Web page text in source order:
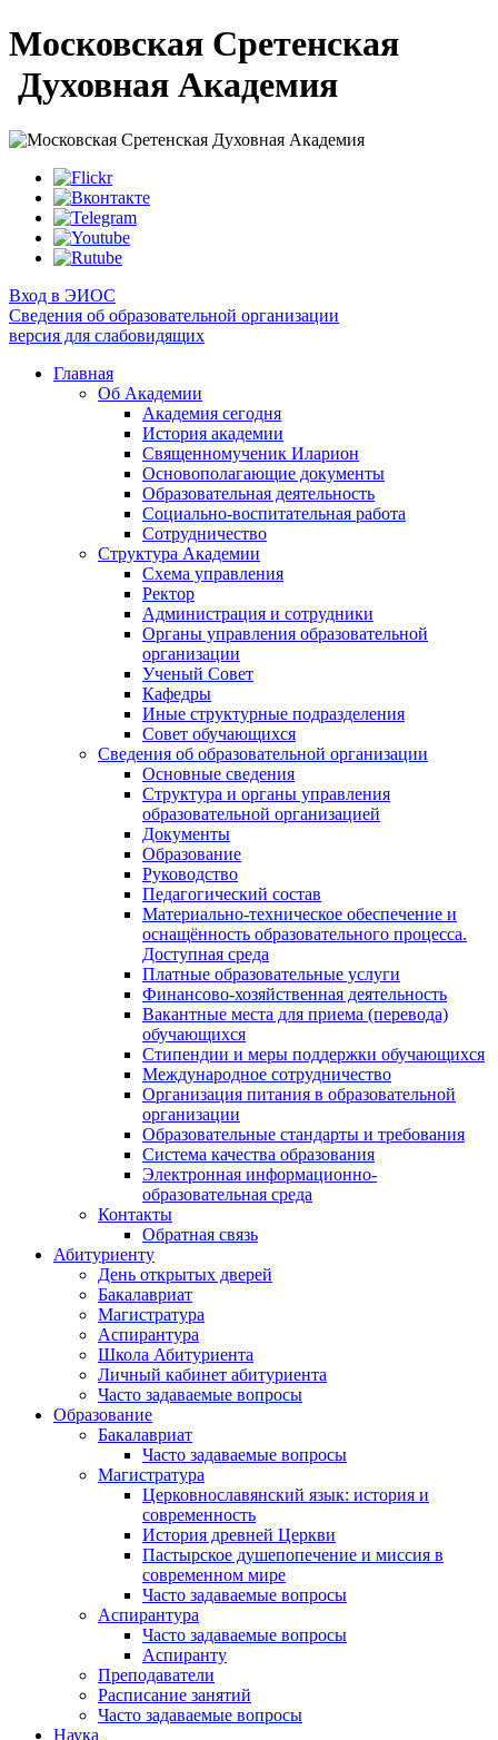
Московская Сретенская
Духовная Академия
Вход в ЭИОС
Сведения об образовательной организации
версия для слабовидящих
Главная
Об Академии
Академия сегодня
История академии
Священномученик Иларион
Основополагающие документы
Образовательная деятельность
Социально-воспитательная работа
Сотрудничество
Структура Академии
Схема управления
Ректор
Администрация и сотрудники
Органы управления образовательной
организации
Ученый Совет
Кафедры
Иные структурные подразделения
Совет обучающихся
Сведения об образовательной организации
Основные сведения
Структура и органы управления
образовательной организацией
Документы
Образование
Руководство
Педагогический состав
Материально-техническое обеспечение и
оснащённость образовательного процесса.
Доступная среда
Платные образовательные услуги
Финансово-хозяйственная деятельность
Вакантные места для приема (перевода)
обучающихся
Стипендии и меры поддержки обучающихся
Международное сотрудничество
Организация питания в образовательной
организации
Образовательные стандарты и требования
Система качества образования
Электронная информационно-
образовательная среда
Контакты
Обратная связь
Абитуриенту
День открытых дверей
Бакалавриат
Магистратура
Аспирантура
Школа Абитуриента
Личный кабинет абитуриента
Часто задаваемые вопросы
Образование
Бакалавриат
Часто задаваемые вопросы
Магистратура
Церковнославянский язык: история и
современность
История древней Церкви
Пастырское душепопечение и миссия в
современном мире
Часто задаваемые вопросы
Аспирантура
Часто задаваемые вопросы
Аспиранту
Преподаватели
Расписание занятий
Часто задаваемые вопросы
Наука